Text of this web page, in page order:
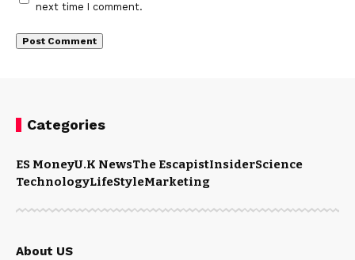
next time I comment.
Categories
ES MoneyU.K NewsThe EscapistInsiderScience
TechnologyLifeStyleMarketing
About US